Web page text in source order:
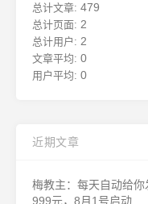
总计文章: 479
总计页面: 2
总计用户: 2
文章平均: 0
用户平均: 0
近期文章
梅教主：每天自动给
999元，8月1号启动